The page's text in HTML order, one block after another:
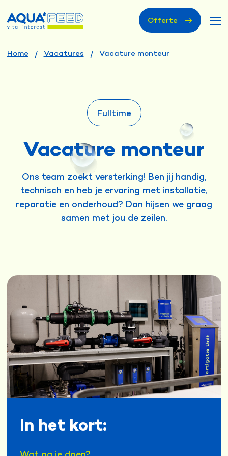
Offerte
Home Vacatures Vacature monteur
Fulltime
Vacature monteur
Ons team zoekt versterking! Ben jij handig,
technisch en heb je ervaring met installatie,
reparatie en onderhoud? Dan hijsen we graag
samen met jou de zeilen.
In het kort: